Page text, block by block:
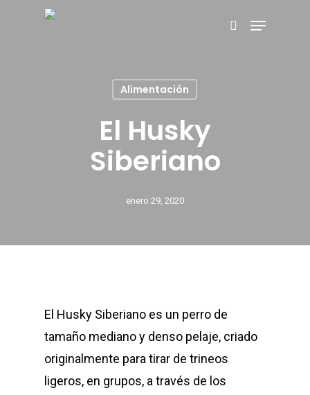
Hit enter to search or ESC to close
Alimentación
El Husky
Siberiano
enero 29, 2020
El Husky Siberiano es un perro de
tamaño mediano y denso pelaje, criado
originalmente para tirar de trineos
ligeros, en grupos, a través de los